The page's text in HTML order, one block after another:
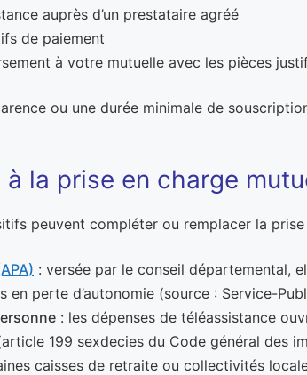
auprès d’un prestataire agréé
de paiement
à votre mutuelle avec les pièces
ou une durée minimale de
la prise en charge
peuvent compléter ou remplacer la
: versée par le conseil départemental,
en perte d’autonomie (source : Service-
: les dépenses de téléassistance
199 sexdecies du Code général des
caisses de retraite ou collectivités